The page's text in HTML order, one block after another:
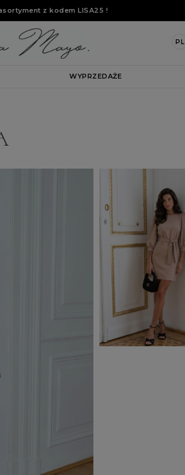
z kodem LISA25 !
PL
WYPRZEDAŻE